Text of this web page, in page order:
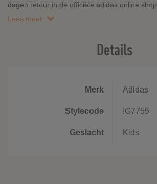
dagen retour in de officiële adidas online shop.
Lees meer
Details
Merk Adidas
Stylecode IG7755
Geslacht Kids